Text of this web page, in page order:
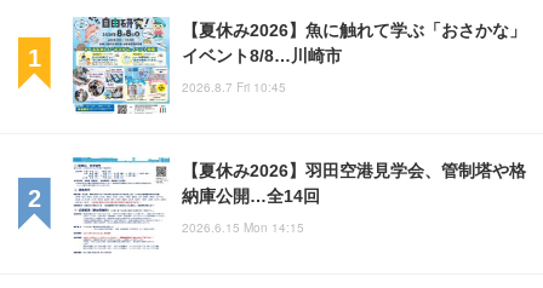
【夏休み2026】魚に触れて学ぶ「おさかな」
イベント8/8…川崎市
2026.8.7 Fri 10:45
【夏休み2026】羽田空港見学会、管制塔や格
納庫公開…全14回
2026.6.15 Mon 14:15